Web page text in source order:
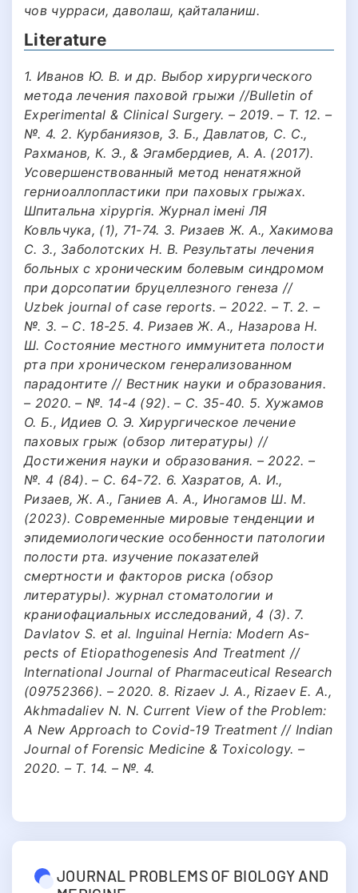
чов чурраси, даволаш, қайталаниш.
Literature
1. Иванов Ю. В. и др. Выбор хирургического
метода лечения паховой грыжи //Bulletin of
Experimental & Clinical Surgery. – 2019. – Т. 12. –
№. 4. 2. Курбаниязов, З. Б., Давлатов, С. С.,
Рахманов, К. Э., & Эгамбердиев, А. A. (2017).
Усовершенствованный метод ненатяжной
герниоаллопластики при паховых грыжах.
Шпитальна хірургія. Журнал імені ЛЯ
Ковльчука, (1), 71-74. 3. Ризаев Ж. А., Хакимова
С. З., Заболотских Н. В. Результаты лечения
больных с хроническим болевым синдромом
при дорсопатии бруцеллезного генеза //
Uzbek journal of case reports. – 2022. – Т. 2. –
№. 3. – С. 18-25. 4. Ризаев Ж. А., Назарова Н.
Ш. Состояние местного иммунитета полости
рта при хроническом генерализованном
парадонтите // Вестник науки и образования.
– 2020. – №. 14-4 (92). – С. 35-40. 5. Хужамов
О. Б., Идиев О. Э. Хирургическое лечение
паховых грыж (обзор литературы) //
Достижения науки и образования. – 2022. –
№. 4 (84). – С. 64-72. 6. Хазратов, А. И.,
Ризаев, Ж. А., Ганиев А. А., Иногамов Ш. М.
(2023). Современные мировые тенденции и
эпидемиологические особенности патологии
полости рта. изучение показателей
смертности и факторов риска (обзор
литературы). журнал стоматологии и
краниофациальных исследований, 4 (3). 7.
Davlatov S. et al. Inguinal Hernia: Modern As-
pects of Etiopathogenesis And Treatment //
International Journal of Pharmaceutical Research
(09752366). – 2020. 8. Rizaev J. A., Rizaev E. A.,
Akhmadaliev N. N. Current View of the Problem:
A New Approach to Covid-19 Treatment // Indian
Journal of Forensic Medicine & Toxicology. –
2020. – Т. 14. – №. 4.
JOURNAL PROBLEMS OF BIOLOGY AND